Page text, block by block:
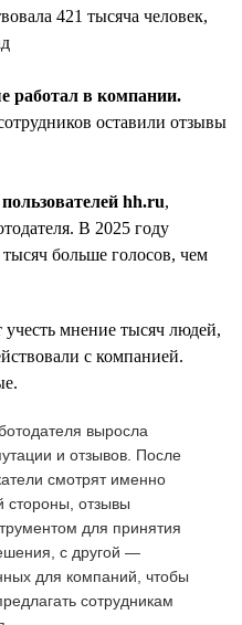
421 тысяча человек,
работал в компании.
оставили отзывы
hh.ru,
В 2025 году
больше голосов, чем
мнение тысяч людей,
с компанией.
выросла
и отзывов. После
смотрят именно
стороны, отзывы
для принятия
с другой —
для компаний, чтобы
сотрудникам